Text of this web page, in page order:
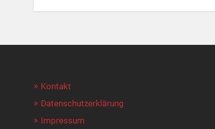
Kontakt
Datenschutzerklärung
Impressum